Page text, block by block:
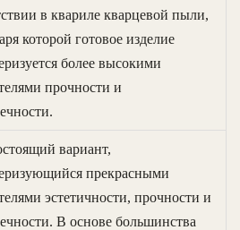
в квариле кварцевой пыли,
которой готовое изделие
более высокими
прочности и
вариант,
прекрасными
эстетичности, прочности и
В основе большинства